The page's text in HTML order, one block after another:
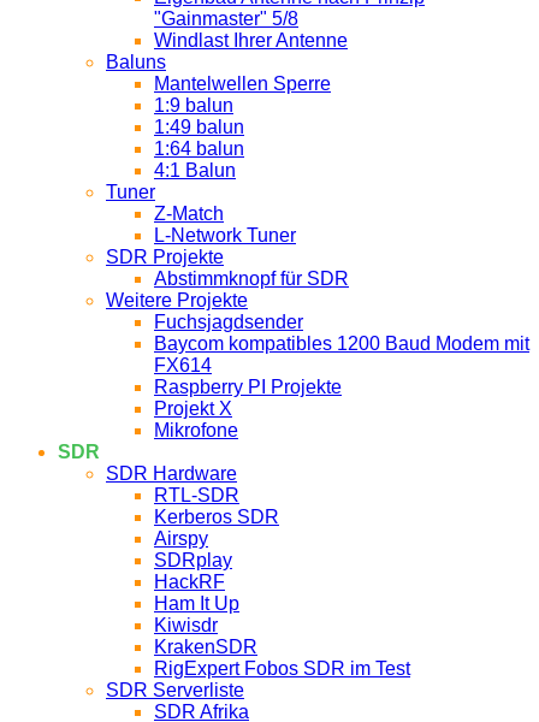
"Gainmaster" 5/8
Windlast Ihrer Antenne
Baluns
Mantelwellen Sperre
1:9 balun
1:49 balun
1:64 balun
4:1 Balun
Tuner
Z-Match
L-Network Tuner
SDR Projekte
Abstimmknopf für SDR
Weitere Projekte
Fuchsjagdsender
Baycom kompatibles 1200 Baud Modem mit
FX614
Raspberry PI Projekte
Projekt X
Mikrofone
SDR
SDR Hardware
RTL-SDR
Kerberos SDR
Airspy
SDRplay
HackRF
Ham It Up
Kiwisdr
KrakenSDR
RigExpert Fobos SDR im Test
SDR Serverliste
SDR Afrika